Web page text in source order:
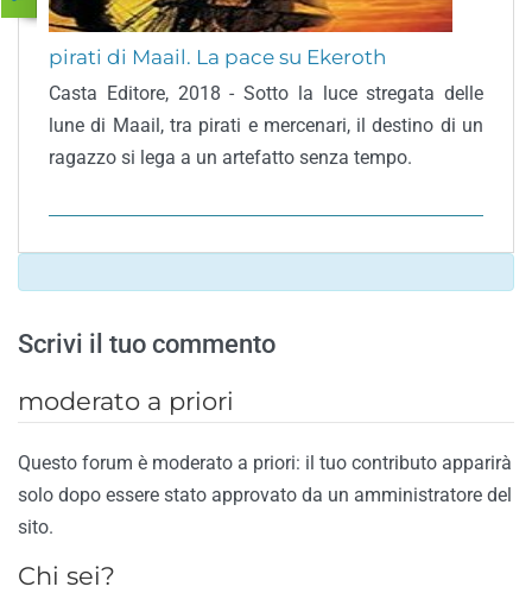
pirati di Maail. La pace su Ekeroth
Casta Editore, 2018 - Sotto la luce stregata delle
lune di Maail, tra pirati e mercenari, il destino di un
ragazzo si lega a un artefatto senza tempo.
Scrivi il tuo commento
moderato a priori
Questo forum è moderato a priori: il tuo contributo apparirà
solo dopo essere stato approvato da un amministratore del
sito.
Chi sei?